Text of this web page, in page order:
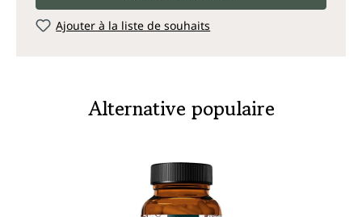
Ajouter à la liste de souhaits
Alternative populaire